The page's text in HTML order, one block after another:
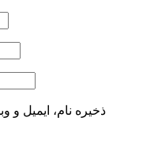
ذخیره نام، ایمیل